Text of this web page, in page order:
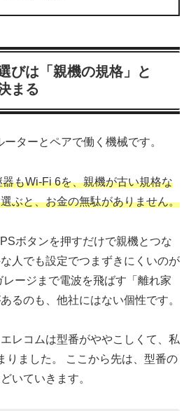
びは「親機の規格」と
まる
ターとペアで働く機械です。
もWi-Fi 6を、親機が古い規格な
ぶと、お金の無駄がありません。
ボタンを押すだけで親機とつな
人でも設定でつまずきにくいのが
ージまで電波を飛ばす「離れ家
るのも、他社にはない個性です。
レコムは型番がややこしくて、私
りました。 ここから先は、型番の
いていきます。